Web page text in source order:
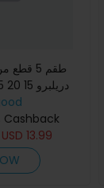
طقم 5
القطع بمفتاح
Cashback
USD 13.99